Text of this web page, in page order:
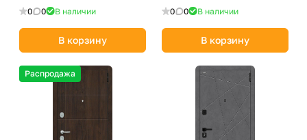
0 0 В наличии
В корзину
0 0 В наличии
В корзину
Распродажа